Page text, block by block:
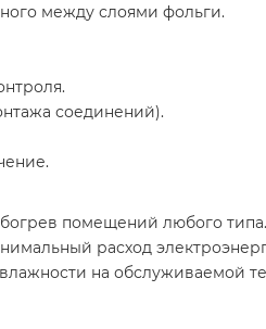
между слоями фольги.
соединений).
помещений любого
расход
на обслуживаемой